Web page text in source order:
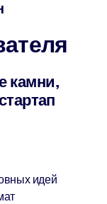
в вашу LMS/LXP для
камни,
идей